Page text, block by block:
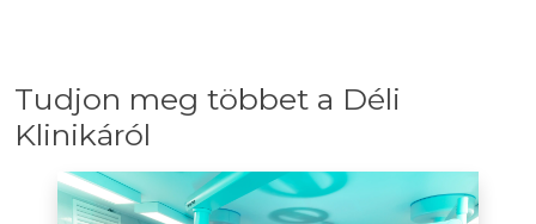
Tudjon meg többet a Déli
Klinikáról